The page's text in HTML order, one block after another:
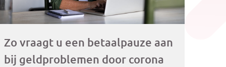
Zo vraagt u een betaalpauze aan
bij geldproblemen door corona